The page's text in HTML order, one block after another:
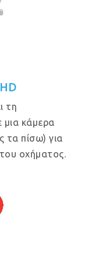
τη
κάμερα
τα πίσω) για
οχήματος.